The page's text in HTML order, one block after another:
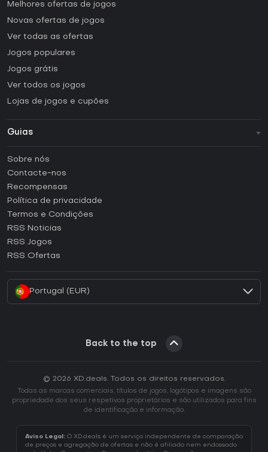
Melhores ofertas de jogos
Novas ofertas de jogos
Ver todas as ofertas
Jogos populares
Jogos grátis
Ver todos os jogos
Lojas de jogos e cupões
Guias
Como ativar uma CD Key Steam?
Como ativar uma CD Key Epic Games?
Como ativar uma CD Key GOG?
Como ativar uma CD Key Ubisoft Connect?
Sobre nós
Contacte-nos
Recompensas
Política de privacidade
Termos e Condições
RSS Noticias
RSS Jogos
RSS Ofertas
Portugal (EUR)
Back to the top
© 2026 XD.deals. Todos os direitos reservados.
Todas as marcas comerciais, títulos de jogos, logótipos e imagens são
propriedade dos seus respetivos proprietários e são utilizados para fins
de identificação e informação.
Aviso Legal: O XD.deals é um serviço independente de comparação
de preços e agregação de ofertas e não é afiliado nem endossado